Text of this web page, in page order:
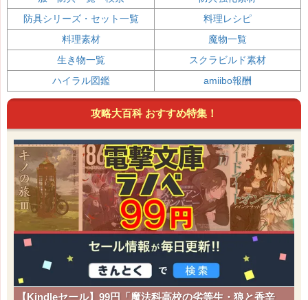
防具シリーズ・セット一覧
料理レシピ
料理素材
魔物一覧
生き物一覧
スクラビルド素材
ハイラル図鑑
amiibo報酬
攻略大百科 おすすめ特集！
【Kindleセール】99円「魔法科高校の劣等生・狼と香辛